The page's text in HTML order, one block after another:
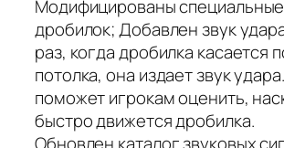
Модифицированы специальные
дробилок; Добавлен звук
раз, когда дробилка касается
потолка, она издает звук
поможет игрокам оценить,
быстро движется дробилка.